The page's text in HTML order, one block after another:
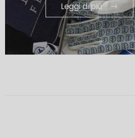
Leggi di più